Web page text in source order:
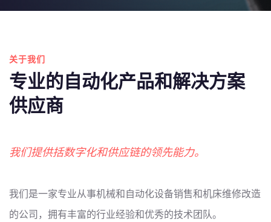
关于我们
专业的自动化产品和解决方案
供应商
我们提供括数字化和供应链的领先能力。
我们是一家专业从事机械和自动化设备销售和机床维修改造
的公司，拥有丰富的行业经验和优秀的技术团队。